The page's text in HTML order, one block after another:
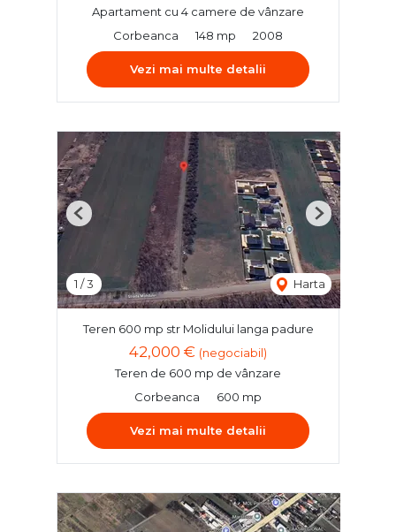
Apartament cu 4 camere de vânzare
Corbeanca
148 mp 2008
Vezi mai multe detalii
1 /3 Harta
Previous Next
Teren 600 mp str Molidului langa padure
42,000 € (negociabil)
Teren de 600 mp de vânzare
Corbeanca
600 mp
Vezi mai multe detalii